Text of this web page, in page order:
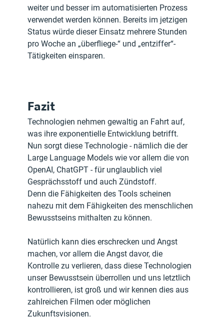
weiter und besser im automatisierten Prozess
verwendet werden können. Bereits im jetzigen
Status würde dieser Einsatz mehrere Stunden
pro Woche an „überfliege-“ und „entziffer“-
Tätigkeiten einsparen.
Fazit
Technologien nehmen gewaltig an Fahrt auf,
was ihre exponentielle Entwicklung betrifft.
Nun sorgt diese Technologie - nämlich die der
Large Language Models wie vor allem die von
OpenAI, ChatGPT - für unglaublich viel
Gesprächsstoff und auch Zündstoff.
Denn die Fähigkeiten des Tools scheinen
nahezu mit dem Fähigkeiten des menschlichen
Bewusstseins mithalten zu können.
Natürlich kann dies erschrecken und Angst
machen, vor allem die Angst davor, die
Kontrolle zu verlieren, dass diese Technologien
unser Bewusstsein überrollen und uns letztlich
kontrollieren, ist groß und wir kennen dies aus
zahlreichen Filmen oder möglichen
Zukunftsvisionen.